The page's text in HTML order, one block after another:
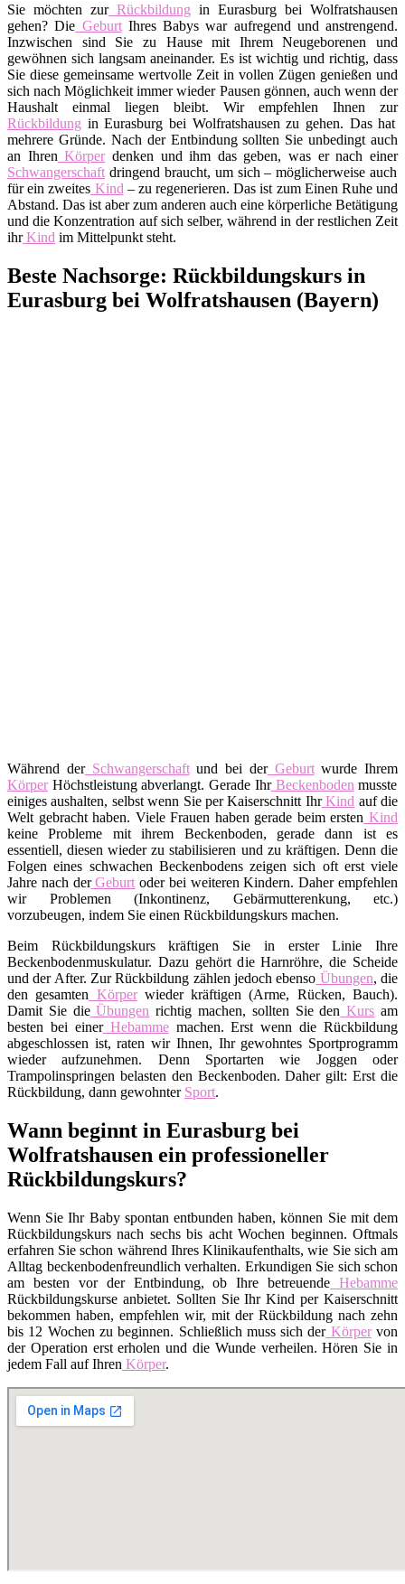
Sie möchten zurRückbildung in Eurasburg bei Wolfratshausen
gehen? Die GeburtIhres Babys war aufregend und anstrengend.
Inzwischen sind Sie zu Hause mit Ihrem Neugeborenen und
gewöhnen sich langsam aneinander. Es ist wichtig und richtig, dass
Sie diese gemeinsame wertvolle Zeit in vollen Zügen genießen und
sich nach Möglichkeit immer wieder Pausen gönnen, auch wenn der
Haushalt einmal liegen bleibt. Wir empfehlen Ihnen zur
Rückbildung in Eurasburg bei Wolfratshausen zu gehen. Das hat
mehrere Gründe. Nach der Entbindung sollten Sie unbedingt auch
an Ihren Körperdenken und ihm das geben, was er nach einer
Schwangerschaft dringend braucht, um sich – möglicherweise auch
für ein zweites Kind – zu regenerieren. Das ist zum Einen Ruhe und
Abstand. Das ist aber zum anderen auch eine körperliche Betätigung
und die Konzentration auf sich selber, während in der restlichen Zeit
ihrKind im Mittelpunkt steht.
Beste Nachsorge: Rückbildungskurs in
Eurasburg bei Wolfratshausen (Bayern)
Während derSchwangerschaftund bei derGeburtwurde Ihrem
KörperHöchstleistung abverlangt. Gerade IhrBeckenboden musste
einiges aushalten, selbst wenn Sie per Kaiserschnitt IhrKind auf die
Welt gebracht haben. Viele Frauen haben gerade beim ersten Kind
keine Probleme mit ihrem Beckenboden, gerade dann ist es
essentiell, diesen wieder zu stabilisieren und zu kräftigen. Denn die
Folgen eines schwachen Beckenbodens zeigen sich oft erst viele
Jahre nach derGeburt oder bei weiteren Kindern. Daher empfehlen
wir Problemen (Inkontinenz, Gebärmutterenkung, etc.)
vorzubeugen, indem Sie einen Rückbildungskurs machen.
Beim Rückbildungskurs kräftigen Sie in erster Linie Ihre
Beckenbodenmuskulatur. Dazu gehört die Harnröhre, die Scheide
und der After. Zur Rückbildung zählen jedoch ebenso Übungen, die
den gesamten Körperwieder kräftigen (Arme, Rücken, Bauch).
Damit Sie dieÜbungen richtig machen, sollten Sie den Kurs am
besten bei einerHebammemachen. Erst wenn die Rückbildung
abgeschlossen ist, raten wir Ihnen, Ihr gewohntes Sportprogramm
wieder aufzunehmen. Denn Sportarten wie Joggen oder
Trampolinspringen belasten den Beckenboden. Daher gilt: Erst die
Rückbildung, dann gewohnter Sport.
Wann beginnt in Eurasburg bei
Wolfratshausen ein professioneller
Rückbildungskurs?
Wenn Sie Ihr Baby spontan entbunden haben, können Sie mit dem
Rückbildungskurs nach sechs bis acht Wochen beginnen. Oftmals
erfahren Sie schon während Ihres Klinikaufenthalts, wie Sie sich am
Alltag beckenbodenfreundlich verhalten. Erkundigen Sie sich schon
am besten vor der Entbindung, ob Ihre betreuende Hebamme
Rückbildungskurse anbietet. Sollten Sie Ihr Kind per Kaiserschnitt
bekommen haben, empfehlen wir, mit der Rückbildung nach zehn
bis 12 Wochen zu beginnen. Schließlich muss sich derKörpervon
der Operation erst erholen und die Wunde verheilen. Hören Sie in
jedem Fall auf Ihren Körper.